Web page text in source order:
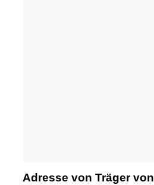
Adresse von Träger von